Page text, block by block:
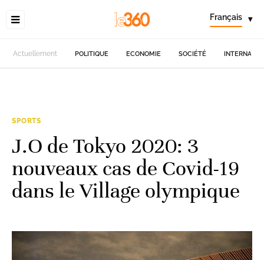
Français ▾
Actuellement POLITIQUE ECONOMIE SOCIÉTÉ
SPORTS
J.O de Tokyo 2020: 3
nouveaux cas de Covid-19
dans le Village olympique